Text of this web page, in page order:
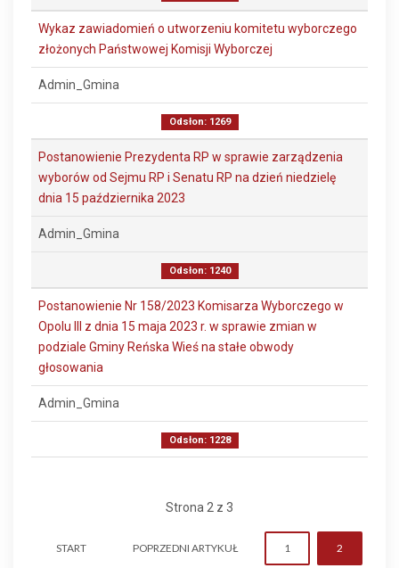
Wykaz zawiadomień o utworzeniu komitetu wyborczego
złożonych Państwowej Komisji Wyborczej
Admin_Gmina
Odsłon: 1269
Postanowienie Prezydenta RP w sprawie zarządzenia
wyborów od Sejmu RP i Senatu RP na dzień niedzielę
dnia 15 października 2023
Admin_Gmina
Odsłon: 1240
Postanowienie Nr 158/2023 Komisarza Wyborczego w
Opolu III z dnia 15 maja 2023 r. w sprawie zmian w
podziale Gminy Reńska Wieś na stałe obwody
głosowania
Admin_Gmina
Odsłon: 1228
Strona 2 z 3
START POPRZEDNI ARTYKUŁ 1 2